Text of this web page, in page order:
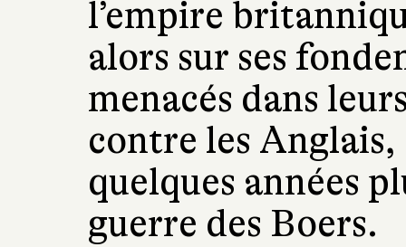
l’empire
alors sur ses
menacés dans
contre les
quelques années
guerre des Boers.